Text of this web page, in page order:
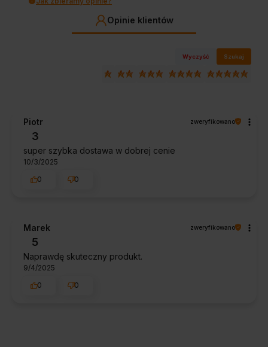
Opinie klientów
Wyczyść Szukaj
Piotr zweryfikowano
3
super szybka dostawa w dobrej cenie
10/3/2025
0
0
Marek zweryfikowano
5
Naprawdę skuteczny produkt.
9/4/2025
0
0